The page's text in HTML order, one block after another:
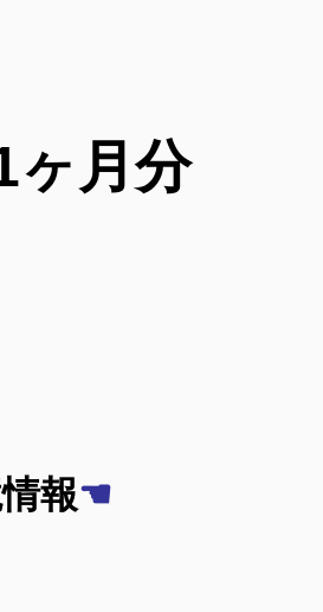
ヶ月分
報☚